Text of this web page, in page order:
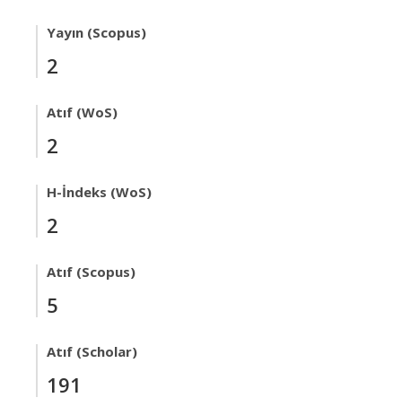
Yayın (Scopus)
2
Atıf (WoS)
2
H-İndeks (WoS)
2
Atıf (Scopus)
5
Atıf (Scholar)
191